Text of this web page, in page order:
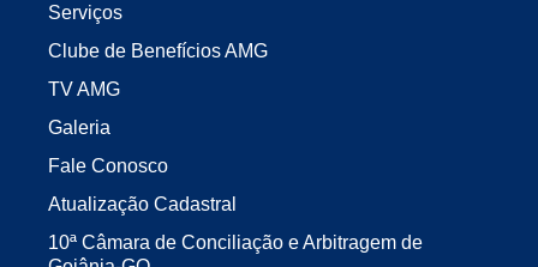
Serviços
Clube de Benefícios AMG
TV AMG
Galeria
Fale Conosco
Atualização Cadastral
10ª Câmara de Conciliação e Arbitragem de